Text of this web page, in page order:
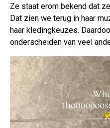
Ze staat erom bekend dat
Dat zien we terug in haar
haar kledingkeuzes.
onderscheiden van veel